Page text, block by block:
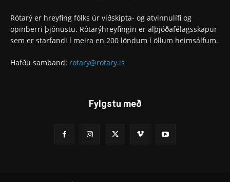
Rótarý er hreyfing fólks úr viðskipta- og atvinnulífi og
opinberri þjónustu. Rótarýhreyfingin er alþjóðafélagsskapur
sem er starfandi í meira en 200 löndum í öllum heimsálfum.
Hafðu samband: rotary@rotary.is
Fylgstu með